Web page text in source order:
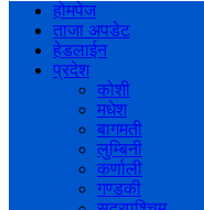
होमपेज
ताजा अपडेट
हेडलाईन
प्रदेश
कोशी
मधेश
बागमती
लुम्बिनी
कर्णाली
गण्डकी